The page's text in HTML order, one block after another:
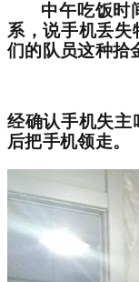
中午吃饭时
系，说手机丢失
们的队员这种拾
经确认手机失主
后把手机领走。